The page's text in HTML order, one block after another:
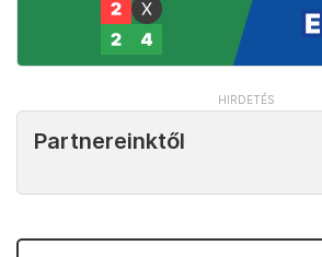
Partnereinktől